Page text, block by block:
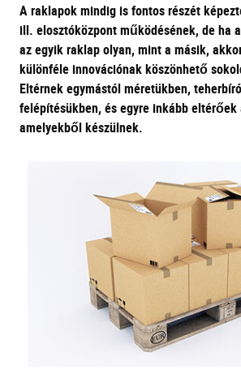
A raklapok mindig isfontosrészét
ill. elosztóközpont működésének, de ha
az egyik raklapolyan, mint a másik,
különféle innovációnak köszönhető
Eltérnek egymástól méretükben,
felépítésükben, és egyre inkább eltérőek
amelyekből készülnek.